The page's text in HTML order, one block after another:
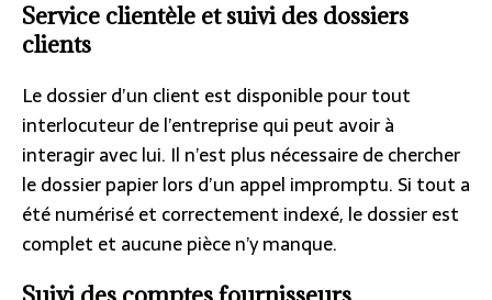
Service clientèle et suivi des dossiers
clients
Le dossier d’un client est disponible pour tout
interlocuteur de l’entreprise qui peut avoir à
interagir avec lui. Il n’est plus nécessaire de chercher
le dossier papier lors d’un appel impromptu. Si tout a
été numérisé et correctement indexé, le dossier est
complet et aucune pièce n’y manque.